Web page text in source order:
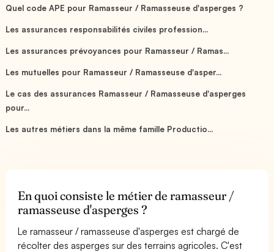
Quel code APE pour Ramasseur / Ramasseuse d'asperges ?
Les assurances responsabilités civiles profession...
Les assurances prévoyances pour Ramasseur / Ramas...
Les mutuelles pour Ramasseur / Ramasseuse d'asper...
Le cas des assurances Ramasseur / Ramasseuse d'asperges
pour...
Les autres métiers dans la même famille Productio...
En quoi consiste le métier de ramasseur /
ramasseuse d'asperges ?
Le ramasseur / ramasseuse d'asperges est chargé de
récolter des asperges sur des terrains agricoles. C'est